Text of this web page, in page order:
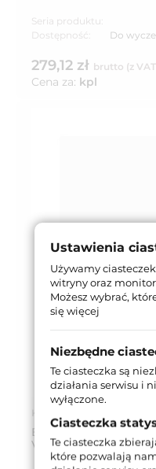
Seria produktu:
Dostępność:
Do
279,12 zł brutto (z VAT
Cena za: kpl
BLOKADA WC
VINTAGE] CE
Ustawienia
Używamy
witryny oraz
Możesz wybrać,
się więcej
Niezbędne
Te ciasteczka są
działania serwisu i
wyłączone.
Ciasteczka
Te ciasteczka
które pozwalają